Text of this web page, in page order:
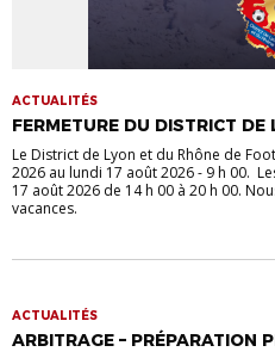
ACTUALITÉS
FERMETURE DU DISTRICT DE
Le District de Lyon et du Rhône de
2026 au lundi 17 août 2026 - 9 h 00.
17 août 2026 de 14 h 00 à 20 h 00.
vacances.
ACTUALITÉS
ARBITRAGE – PRÉPARATION